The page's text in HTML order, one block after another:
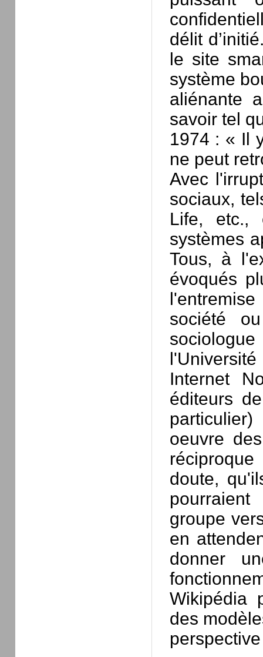
délit
le site
système
aliénante
savoir tel
1974 : « Il
ne peut
Avec
sociaux,
Life, etc.,
systèmes
Tous, à
évoqués
société
Internet
éditeurs
oeuvre
doute,
groupe
en
donner
Wikipédia
des